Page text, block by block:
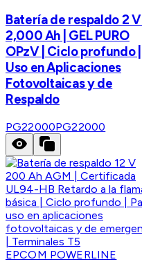
Batería de respaldo 2 V |
2,000 Ah | GEL PURO
OPzV | Ciclo profundo |
Uso en Aplicaciones
Fotovoltaicas y de
Respaldo
PG22000PG22000
EPCOM POWERLINE